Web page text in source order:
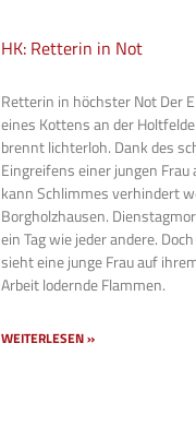
HK: Retterin in Not
Retterin in höchster Not Der
eines Kottens an der
brennt lichterloh. Dank des
Eingreifens einer jungen Frau
kann Schlimmes verhindert
Borgholzhausen.
ein Tag wie jeder andere.
sieht eine junge Frau auf
Arbeit lodernde Flammen.
WEITERLESEN »